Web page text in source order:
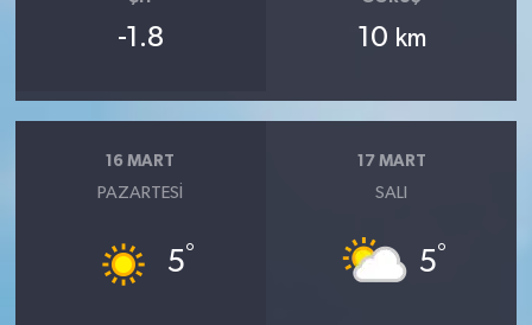
-1.8 10 km
16 MART
PAZARTESI
5°
17 MART
SALI
5°